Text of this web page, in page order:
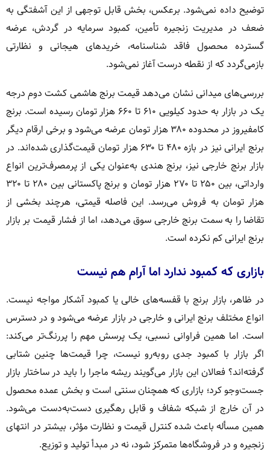
توضیح داده نمی‌شود. برعکس، بخش قابل توجهی از این آشفتگی به
ضعف در مدیریت زنجیره تأمین، کمبود سرمایه در گردش، عرضه
گسترده محصول فاقد شناسنامه، خریدهای هیجانی و نظارتی
بازمی‌گردد که از نقطه درست آغاز نمی‌شود.
بررسی‌های میدانی نشان می‌دهد قیمت برنج هاشمی کشت دوم درجه
یک در بازار به حدود کیلویی ۶۱۰ تا ۶۶۰ هزار تومان رسیده است. برنج
کامفیروز در محدوده ۳۸۰ هزار تومان عرضه می‌شود و برخی ارقام دیگر
برنج ایرانی نیز در بازه ۴۸۰ تا ۶۳۰ هزار تومان قیمت‌گذاری شده‌اند. در
بازار برنج خارجی نیز، برنج هندی به‌عنوان یکی از پرمصرف‌ترین انواع
وارداتی، بین ۲۵۰ تا ۲۷۰ هزار تومان و برنج پاکستانی بین ۲۸۰ تا ۳۲۰
هزار تومان به فروش می‌رسد. این فاصله قیمتی، هرچند بخشی از
تقاضا را به سمت برنج خارجی سوق می‌دهد، اما از فشار قیمت بر بازار
برنج ایرانی کم نکرده است.
بازاری که کمبود ندارد اما آرام هم نیست
در ظاهر، بازار برنج با قفسه‌های خالی یا کمبود آشکار مواجه نیست.
انواع مختلف برنج ایرانی و خارجی در بازار عرضه می‌شود و در دسترس
است. اما همین فراوانی نسبی، یک پرسش مهم را پررنگ‌تر می‌کند:
اگر بازار با کمبود جدی روبه‌رو نیست، چرا قیمت‌ها چنین شتابی
گرفته‌اند؟ فعالان این بازار می‌گویند ریشه ماجرا را باید در ساختار بازار
جست‌وجو کرد؛ بازاری که همچنان سنتی است و بخش عمده محصول
در آن خارج از شبکه شفاف و قابل رهگیری دست‌به‌دست می‌شود.
همین مسأله باعث شده کنترل قیمت و نظارت مؤثر، بیشتر در انتهای
زنجیره و در فروشگاه‌ها متمرکز شود، نه در مبدأ تولید و توزیع.